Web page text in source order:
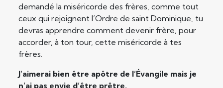
demandé la miséricorde des frères, comme tout
ceux qui rejoignent l’Ordre de saint Dominique, tu
devras apprendre comment devenir frère, pour
accorder, à ton tour, cette miséricorde à tes
frères.
J’aimerai bien être apôtre de l’Évangile mais je
n’ai pas envie d’être prêtre.